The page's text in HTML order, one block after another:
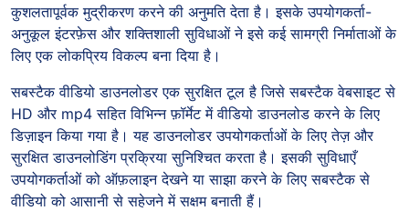
कुशलतापूर्वक मुद्रीकरण करने की अनुमति देता है। इसके उपयोगकर्ता-
अनुकूल इंटरफ़ेस और शक्तिशाली सुविधाओं ने इसे कई सामग्री निर्माताओं के
लिए एक लोकप्रिय विकल्प बना दिया है।
सबस्टैक वीडियो डाउनलोडर एक सुरक्षित टूल है जिसे सबस्टैक वेबसाइट से
HD और mp4 सहित विभिन्न फ़ॉर्मेट में वीडियो डाउनलोड करने के लिए
डिज़ाइन किया गया है। यह डाउनलोडर उपयोगकर्ताओं के लिए तेज़ और
सुरक्षित डाउनलोडिंग प्रक्रिया सुनिश्चित करता है। इसकी सुविधाएँ
उपयोगकर्ताओं को ऑफ़लाइन देखने या साझा करने के लिए सबस्टैक से
वीडियो को आसानी से सहेजने में सक्षम बनाती हैं।